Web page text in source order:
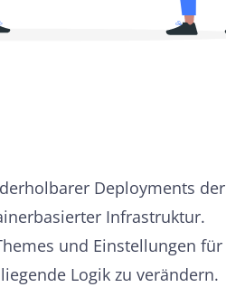
Deployments der
Infrastruktur.
und Einstellungen für
Logik zu verändern.